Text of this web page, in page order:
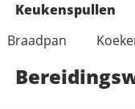
Keukenspullen
Braadpan